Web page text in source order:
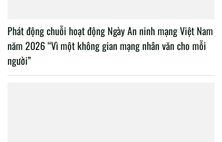
Phát động chuỗi hoạt động Ngày An ninh mạng Việt Nam
năm 2026 “Vì một không gian mạng nhân văn cho mỗi
người”